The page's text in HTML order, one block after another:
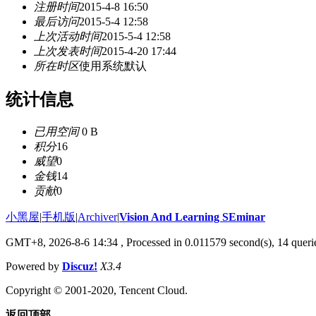
注册时间2015-4-8 16:50
最后访问2015-5-4 12:58
上次活动时间2015-5-4 12:58
上次发表时间2015-4-20 17:44
所在时区使用系统默认
统计信息
已用空间0 B
积分16
威望0
金钱14
贡献0
小黑屋|手机版|Archiver|Vision And Learning SEminar
GMT+8, 2026-8-6 14:34 , Processed in 0.011579 second(s), 14
Powered by Discuz! X3.4
Copyright © 2001-2020, Tencent Cloud.